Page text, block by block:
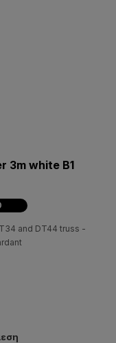
3m white B1
and DT44 truss -